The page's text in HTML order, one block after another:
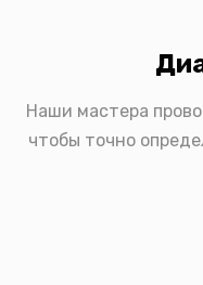
Наши мастера
чтобы точно